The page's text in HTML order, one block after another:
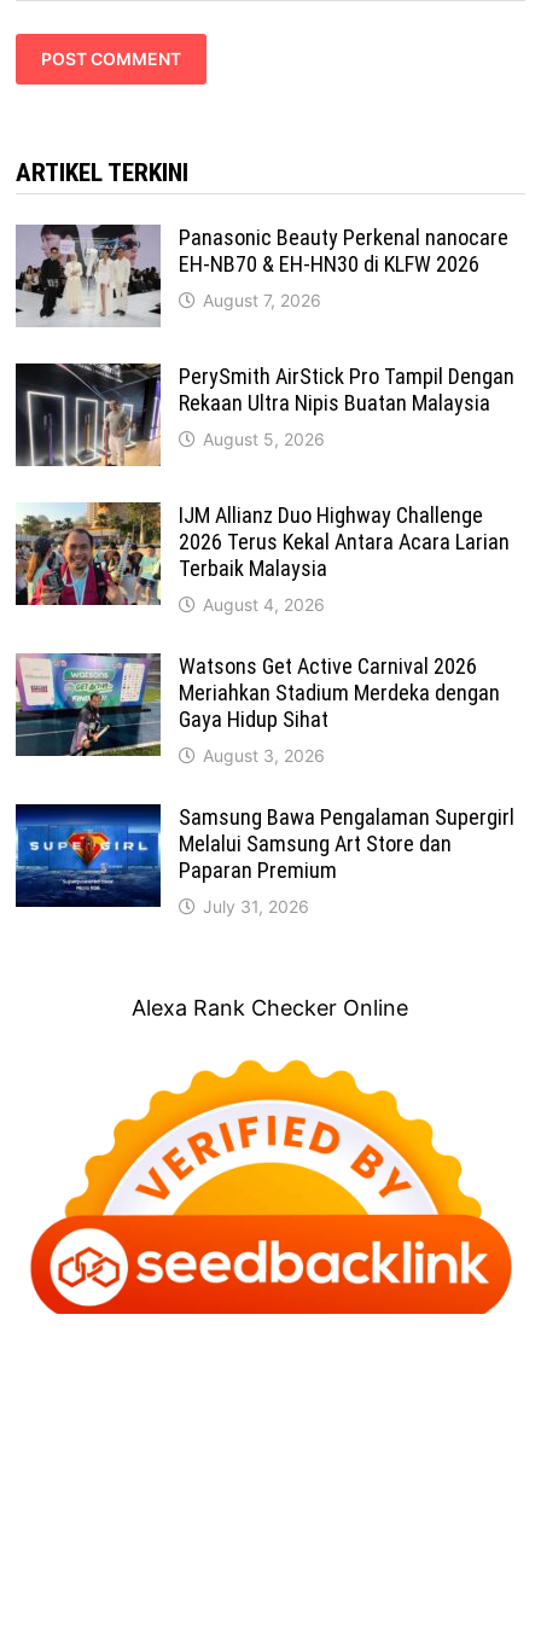
ARTIKEL TERKINI
Panasonic Beauty Perkenal nanocare
EH-NB70 & EH-HN30 di KLFW 2026
August 7, 2026
PerySmith AirStick Pro Tampil Dengan
Rekaan Ultra Nipis Buatan Malaysia
August 5, 2026
IJM Allianz Duo Highway Challenge
2026 Terus Kekal Antara Acara Larian
Terbaik Malaysia
August 4, 2026
Watsons Get Active Carnival 2026
Meriahkan Stadium Merdeka dengan
Gaya Hidup Sihat
August 3, 2026
Samsung Bawa Pengalaman Supergirl
Melalui Samsung Art Store dan
Paparan Premium
July 31, 2026
Alexa Rank Checker Online